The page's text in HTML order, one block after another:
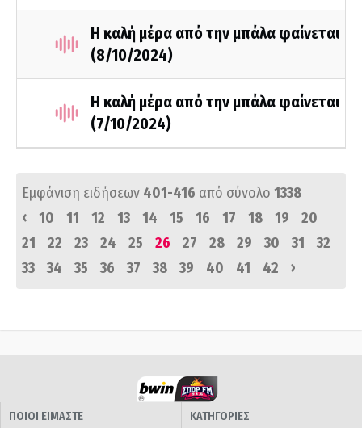
Η καλή μέρα από την μπάλα φαίνεται
(8/10/2024)
Η καλή μέρα από την μπάλα φαίνεται
(7/10/2024)
Εμφάνιση ειδήσεων 401-416 από σύνολο 1338
‹
10 11 12 13 14 15 16 17 18 19
20
21
22 23 24 25 26 27 28 29 30 31
32
33
34 35 36 37 38 39 40 41 42 ›
ΠΟΙΟΙ ΕΙΜΑΣΤΕ
ΚΑΤΗΓΟΡΙΕΣ